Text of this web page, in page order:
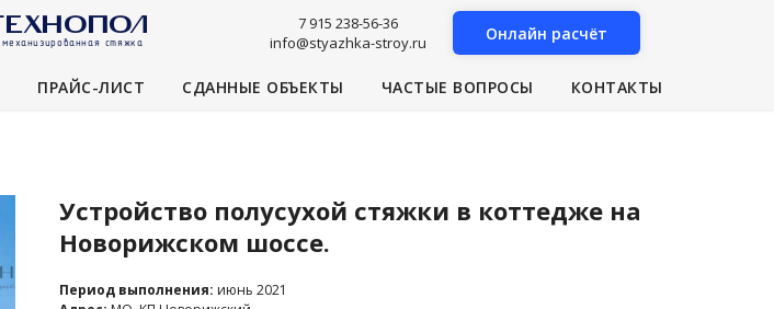
7 915 238-56-36
info@styazhka-stroy.ru
Онлайн расчёт
ПРАЙС-ЛИСТ СДАННЫЕ ОБЪЕКТЫ ЧАСТЫЕ ВОПРОСЫ КОНТАКТЫ
Устройство полусухой стяжки в коттедже на
Новорижском шоссе.
Период выполнения: июнь 2021